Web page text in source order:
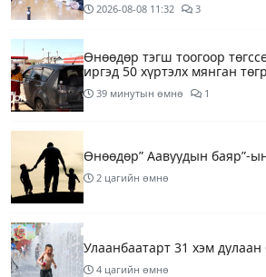
2026-08-08 11:32 3
Өнөөдөр тэгш тоогоор
иргэд 50 хүртэлх мянган
39 минутын өмнө 1
Өнөөдөр” Аавуудын баяр”-
2 цагийн өмнө
Улаанбаатарт 31 хэм дулаан
4 цагийн өмнө